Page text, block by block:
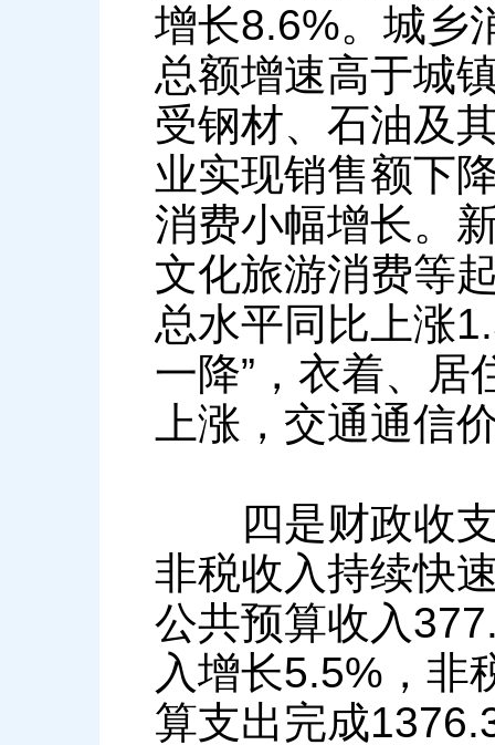
增长8.6%。城乡
总额增速高于城
受钢材、石油及
业实现销售额下
消费小幅增长。
文化旅游消费等
总水平同比上涨
一降”，衣着、居
上涨，交通通信
四是财政收支
非税收入持续快
公共预算收入
入增长5.5%，非
算支出完成